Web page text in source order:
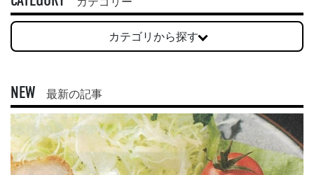
カテゴリから探す
NEW 最新の記事